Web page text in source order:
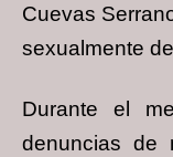
Cuevas
sexualmente
Durante el
denuncias de